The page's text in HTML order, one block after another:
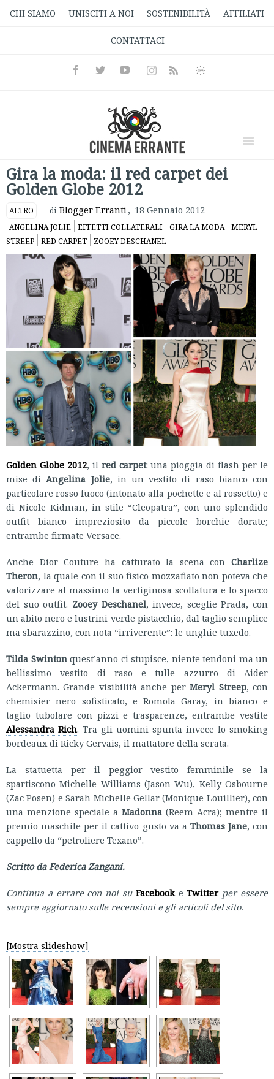
CHI SIAMO UNISCITI A NOI SOSTENIBILITÀ AFFILIATI
CONTATTACI
FacebookTwitterYoutubeInstagramRss
Informativa
Gira la moda: il red carpet dei
Golden Globe 2012
ALTRO di Blogger Erranti, 18 Gennaio 2012
ANGELINA JOLIE EFFETTI COLLATERALI GIRA LA MODA
MERYL
STREEP
RED CARPET ZOOEY DESCHANEL
Golden Globe 2012, il red carpet: una pioggia di flash per le
mise diAngelina Jolie, in un vestito di raso bianco con
particolare rosso fuoco (intonato alla pochette e al rossetto) e
di Nicole Kidman, in stile “Cleopatra”, con uno splendido
outfit bianco impreziosito da piccole borchie dorate;
entrambe firmate Versace.
Anche Dior Couture ha catturato la scena con Charlize
Theron, la quale con il suo fisico mozzafiato non poteva che
valorizzare al massimo la vertiginosa scollatura e lo spacco
del suo outfit. Zooey Deschanel, invece, sceglie Prada, con
un abito nero e lustrini verde pistacchio, dal taglio semplice
ma sbarazzino, con nota “irriverente”: le unghie tuxedo.
Tilda Swintonquest’anno ci stupisce, niente tendoni ma un
bellissimo vestito di raso e tulle azzurro di Aider
Ackermann. Grande visibilità anche perMeryl Streep, con
chemisier nero sofisticato, e Romola Garay, in bianco e
taglio tubolare con pizzi e trasparenze, entrambe vestite
Alessandra Rich. Tra gli uomini spunta invece lo smoking
bordeaux di Ricky Gervais, il mattatore della serata.
La statuetta per il peggior vestito femminile se la
spartiscono Michelle Williams (Jason Wu), Kelly Osbourne
(Zac Posen) e Sarah Michelle Gellar (Monique Louillier), con
una menzione speciale a Madonna (Reem Acra); mentre il
premio maschile per il cattivo gusto va a Thomas Jane, con
cappello da “petroliere Texano”.
Scritto da Federica Zangani.
Continua a errare con noi su Facebook e Twitter per essere
sempre aggiornato sulle recensioni e gli articoli del sito.
[Mostra slideshow]